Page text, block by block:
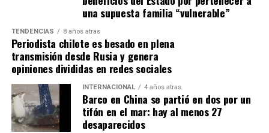
les gritó el festejo en la cara.
Tras los incidentes,Palavecino fue expulsado en
River. En Boca, en tanto, vieron la roja
Merentiel, Ezequiel Fernández y Nicolás Valentini
Fuente:Bio Bio
una supuesta familia “vulnerable”
TENDENCIAS 8 años atras
Periodista chilote es besado en plena
transmisión desde Rusia y genera
opiniones divididas en redes sociales
INTERNACIONAL 4 años atras
Barco en China se partió en dos por un
tifón en el mar: hay al menos 27
desaparecidos